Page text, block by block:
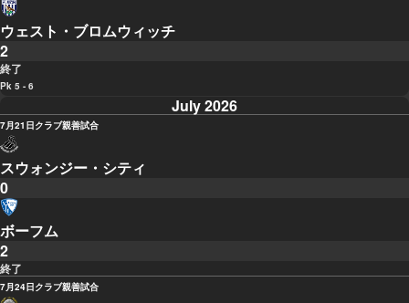
ウェスト・ブロムウィッチ
2
終了
Pk 5 - 6
July 2026
7月21日クラブ親善試合
スウォンジー・シティ
0
ボーフム
2
終了
7月24日クラブ親善試合